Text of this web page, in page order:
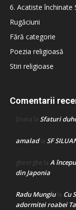
6. Acatiste închinate
Rugăciuni
Fără categorie
Poezia religioasă
Stiri religioase
Comentarii
Doina la Sfaturi
amaladla SF
gheorghe la A
din Japonia
Radu Mungiula Cu
adormitei roabei